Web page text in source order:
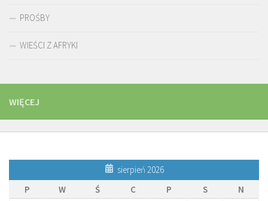
PROŚBY
WIEŚCI Z AFRYKI
WIĘCEJ
sierpień 2026
P
W Ś C P S
N